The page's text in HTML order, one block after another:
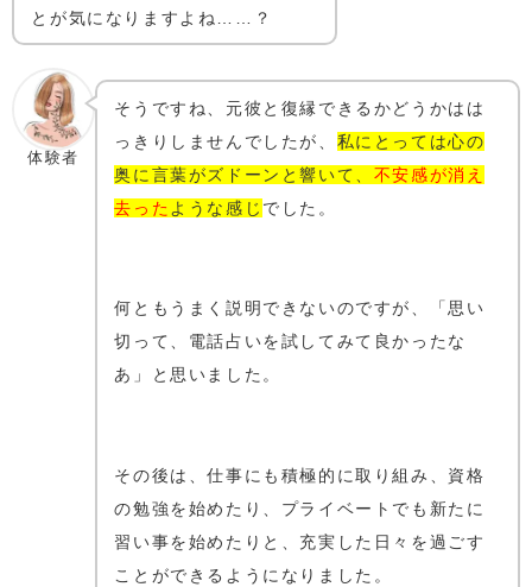
とが気になりますよね……？
体験者
そうですね、元彼と復縁できるかどうかはは
っきりしませんでしたが、 私にとっては心の
奥に言葉がズドーンと響いて、 不安感が消え
去った ような感じ でした。
何ともうまく説明できないのですが、「思い
切って、電話占いを試してみて良かったな
あ」と思いました。
その後は、仕事にも積極的に取り組み、資格
の勉強を始めたり、プライベートでも新たに
習い事を始めたりと、充実した日々を過ごす
ことができるようになりました。